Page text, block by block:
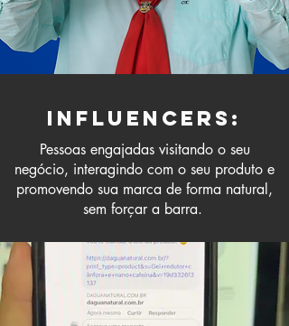
Influencers:
Pessoas engajadas visitando o seu
negócio, interagindo com o seu produto e
promovendo sua marca de forma natural,
sem forçar a barra.